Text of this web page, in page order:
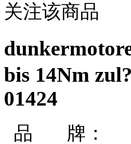
关注该商品
bis 14Nm
01424
品 牌：